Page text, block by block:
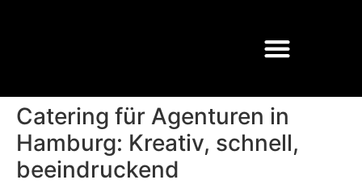
Catering für Agenturen in
Hamburg: Kreativ, schnell,
beeindruckend